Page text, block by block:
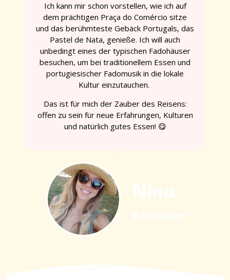
Ich kann mir schon vorstellen, wie ich auf
dem prächtigen Praça do Comércio sitze
und das berühmteste Gebäck Portugals, das
Pastel de Nata, genieße. Ich will auch
unbedingt eines der typischen Fadohäuser
besuchen, um bei traditionellem Essen und
portugiesischer Fadomusik in die lokale
Kultur einzutauchen.
Das ist für mich der Zauber des Reisens:
offen zu sein für neue Erfahrungen, Kulturen
und natürlich gutes Essen! 😋
Nina
Recruiter